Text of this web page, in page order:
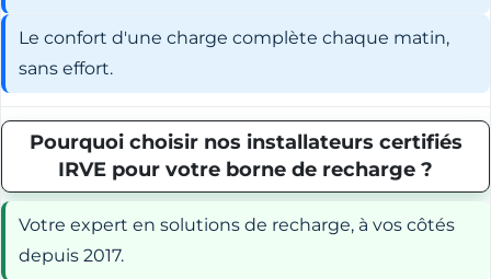
Le confort d'une charge complète chaque matin,
sans effort.
Pourquoi choisir nos installateurs certifiés
IRVE pour votre borne de recharge ?
Votre expert en solutions de recharge, à vos côtés
depuis 2017.